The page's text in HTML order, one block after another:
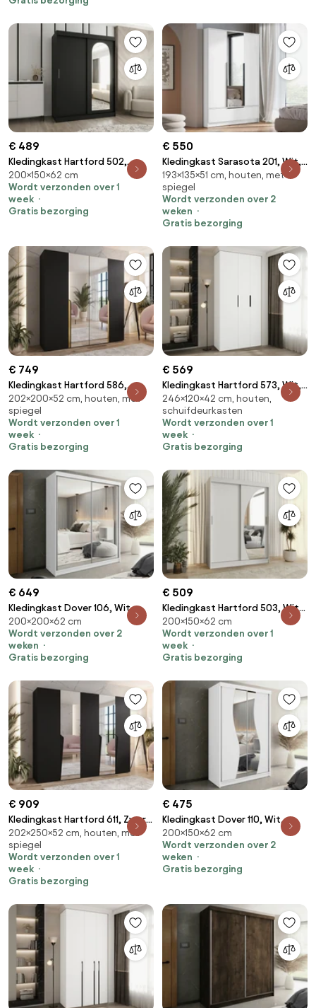
€ 489
Kledingkast Hartford 502,
Zwart, 200x150x62cm, 125 kg,
Kledingkast deuren: Schuivend,
Aantal planken: 5, Aantal
200×150×62 cm
Wordt verzonden over 1
week
Gratis bezorging
€ 550
Kledingkast Sarasota 201, Wit,
193x135x51cm, 116 kg,
Kledingkast deuren: Met
scharnieren
193×135×51 cm, houten, met
spiegel
Wordt verzonden over 2
weken
Gratis bezorging
€ 749
Kledingkast Hartford 586,
Zwart, Gouden,
202x200x52cm, 135.3 kg,
Kledingkast deuren: Met
scharnieren
202×200×52 cm, houten, met
spiegel
Wordt verzonden over 1
week
Gratis bezorging
€ 569
Kledingkast Hartford 573, Wit,
Zwart, 246x120x42cm, 100.3
kg, Kledingkast deuren: Met
scharnieren, Aantal planken: 8,
Aantal planken: 8
246×120×42 cm, houten,
schuifdeurkasten
Wordt verzonden over 1
week
Gratis bezorging
€ 649
Kledingkast Dover 106, Wit,
200x200x62cm, 174 kg,
Kledingkast deuren: Schuivend,
Aantal planken: 9, Aantal
200×200×62 cm
Wordt verzonden over 2
weken
Gratis bezorging
€ 509
Kledingkast Hartford 503, Wit,
200x150x62cm, 125 kg,
Kledingkast deuren: Schuivend
200×150×62 cm
Wordt verzonden over 1
week
Gratis bezorging
€ 909
Kledingkast Hartford 611, Zwart,
202x250x52cm, 173 kg,
Kledingkast deuren: Met
scharnieren
202×250×52 cm, houten, met
spiegel
Wordt verzonden over 1
week
Gratis bezorging
€ 475
Kledingkast Dover 110, Wit,
200x150x62cm, 134 kg,
Kledingkast deuren: Schuivend,
Aantal planken: 5, Aantal
planken: 5
200×150×62 cm
Wordt verzonden over 2
weken
Gratis bezorging